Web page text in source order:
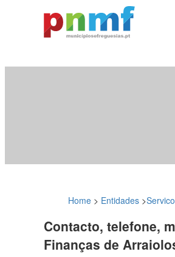
Home > Entidades >
Contacto, telefone,
Finanças de